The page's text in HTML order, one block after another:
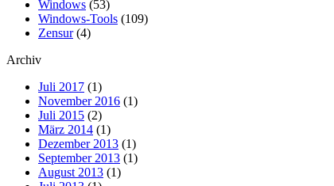
Windows (53)
Windows-Tools (109)
Zensur(4)
Archiv
Juli 2017 (1)
November 2016 (1)
Juli 2015 (2)
März 2014 (1)
Dezember 2013 (1)
September 2013 (1)
August 2013 (1)